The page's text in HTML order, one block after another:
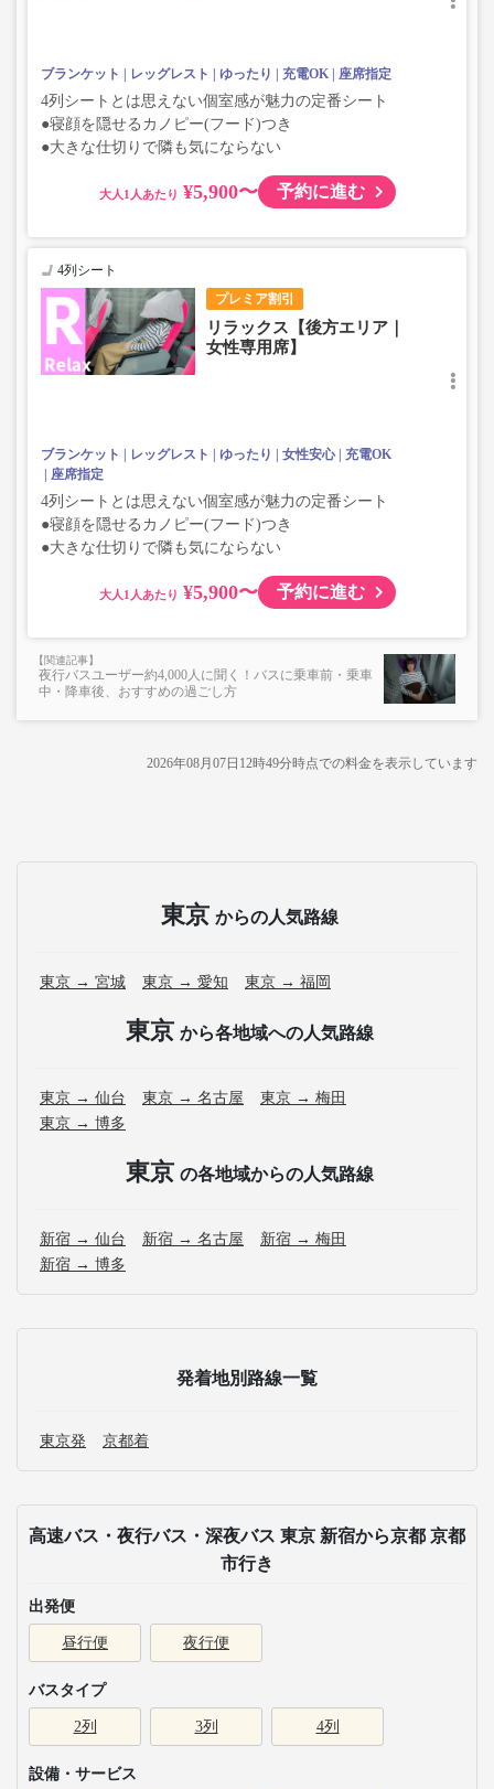
ブランケット レッグレスト ゆったり 充電OK 座席指定
4列シートとは思えない個室感が魅力の定番シート
●寝顔を隠せるカノピー(フード)つき
●大きな仕切りで隣も気にならない
大人 ¥5,900〜 予約に進む
プレミア割引
4列シート
リラックス【後方エリア｜
女性専用席】
ブランケット レッグレスト ゆったり 女性安心
充電OK
座席指定
4列シートとは思えない個室感が魅力の定番シート
●寝顔を隠せるカノピー(フード)つき
●大きな仕切りで隣も気にならない
大人 ¥5,900〜 予約に進む
夜行バスユーザー約4,000人に聞く！バスに乗車前・乗車
中・降車後、おすすめの過ごし方
2026年08月07日12時49分時点での料金を表示しています
東京 からの人気路線
東京 → 宮城 東京 → 愛知 東京 → 福岡
東京 から各地域への人気路線
東京 → 仙台 東京 → 名古屋
東京 → 梅田
東京 → 博多
東京 の各地域からの人気路線
新宿 → 仙台 新宿 → 名古屋
新宿 → 梅田
新宿 → 博多
発着地別路線一覧
東京発 京都着
高速バス・夜行バス・深夜バス 東京 新宿から京都 京都
市行き
出発便
昼行便 夜行便
バスタイプ
2列 3列 4列
設備・サービス